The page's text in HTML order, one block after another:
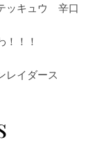
ッキュウ 辛口
！！
レイダース